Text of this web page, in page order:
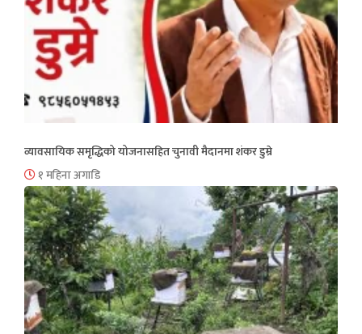
व्यावसायिक समृद्धिको योजनासहित चुनावी मैदानमा शंकर डुम्रे
१ महिना अगाडि